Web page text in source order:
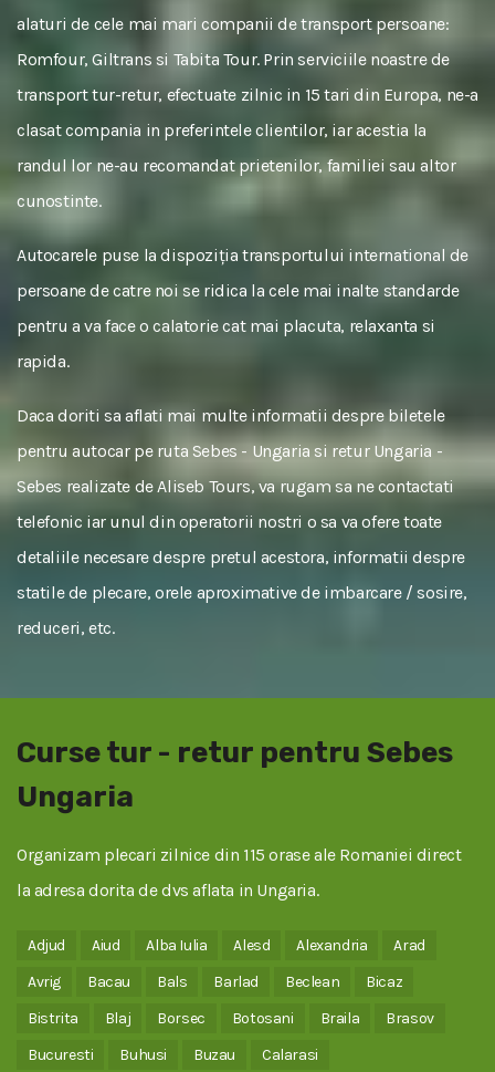
alaturi de cele mai mari companii de transport persoane:
Romfour, Giltrans si Tabita Tour. Prin serviciile noastre de
transport tur-retur, efectuate zilnic in 15 tari din Europa, ne-a
clasat compania in preferintele clientilor, iar acestia la
randul lor ne-au recomandat prietenilor, familiei sau altor
cunostinte.
Autocarele puse la dispoziția transportului international de
persoane de catre noi se ridica la cele mai inalte standarde
pentru a va face o calatorie cat mai placuta, relaxanta si
rapida.
Daca doriti sa aflati mai multe informatii despre biletele
pentru autocar pe ruta Sebes - Ungaria si retur Ungaria -
Sebes realizate de Aliseb Tours, va rugam sa ne contactati
telefonic iar unul din operatorii nostri o sa va ofere toate
detaliile necesare despre pretul acestora, informatii despre
statile de plecare, orele aproximative de imbarcare / sosire,
reduceri, etc.
Curse tur - retur pentru Sebes
Ungaria
Organizam plecari zilnice din 115 orase ale Romaniei direct
la adresa dorita de dvs aflata in Ungaria.
Adjud Aiud Alba Iulia Alesd Alexandria
Arad
Avrig
Bacau Bals Barlad Beclean
Bicaz
Bistrita
Blaj Borsec Botosani Braila
Brasov
Bucuresti
Buhusi Buzau
Calarasi